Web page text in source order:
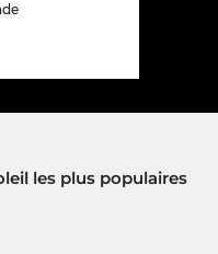
les plus populaires